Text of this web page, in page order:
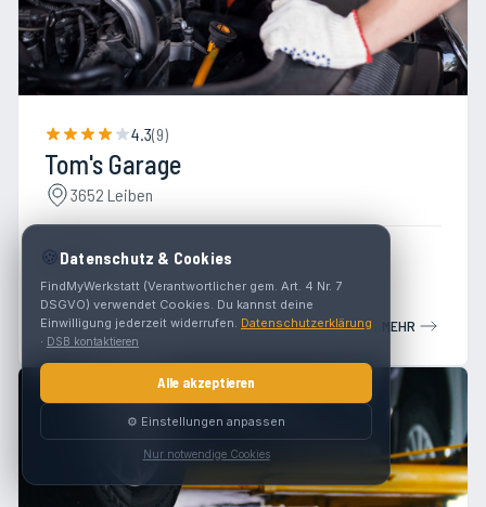
4.3(9)
Tom's Garage
3652 Leiben
Werkstatt
MEHR
🍪Datenschutz & Cookies
FindMyWerkstatt (Verantwortlicher gem. Art. 4 Nr. 7
DSGVO) verwendet Cookies. Du kannst deine
Einwilligung jederzeit widerrufen. Datenschutzerklärung
· DSB kontaktieren
Alle akzeptieren
⚙️ Einstellungen anpassen
Nur notwendige Cookies